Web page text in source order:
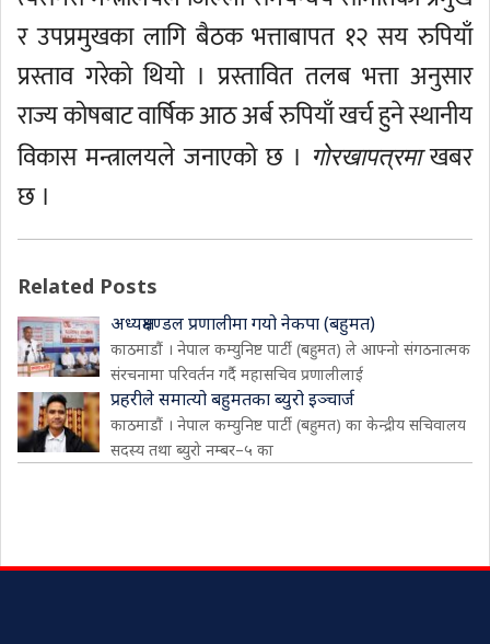
र उपप्रमुखका लागि बैठक भत्ताबापत १२ सय रुपियाँ
प्रस्ताव गरेको थियो । प्रस्तावित तलब भत्ता अनुसार
राज्य कोषबाट वार्षिक आठ अर्ब रुपियाँ खर्च हुने स्थानीय
विकास मन्त्रालयले जनाएको छ । गोरखापत्रमाखबर
छ ।
Related Posts
अध्यक्षमण्डल प्रणालीमा गयो नेकपा (बहुमत)
काठमाडौं । नेपाल कम्युनिष्ट पार्टी (बहुमत) ले आफ्नो संगठनात्मक
संरचनामा परिवर्तन गर्दै महासचिव प्रणालीलाई
प्रहरीले समात्यो बहुमतका ब्युरो इञ्चार्ज
काठमाडौं । नेपाल कम्युनिष्ट पार्टी (बहुमत) का केन्द्रीय सचिवालय
सदस्य तथा ब्युरो नम्बर–५ का